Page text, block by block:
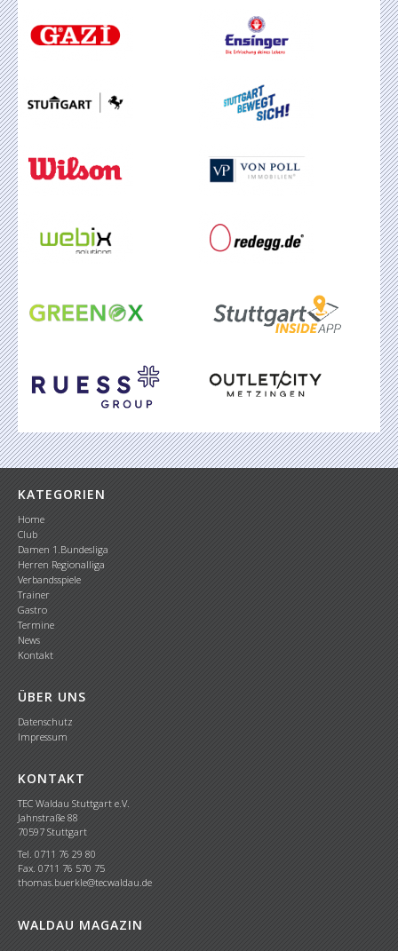
KATEGORIEN
Home
Club
Damen 1.Bundesliga
Herren Regionalliga
Verbandsspiele
Trainer
Gastro
Termine
News
Kontakt
ÜBER UNS
Datenschutz
Impressum
KONTAKT
TEC Waldau Stuttgart e.V.
Jahnstraße 88
70597 Stuttgart
Tel. 0711 76 29 80
Fax. 0711 76 570 75
thomas.buerkle@tecwaldau.de
WALDAU MAGAZIN